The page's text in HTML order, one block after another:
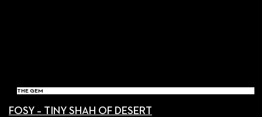
THE GEM
FOSY – TINY SHAH OF DESERT